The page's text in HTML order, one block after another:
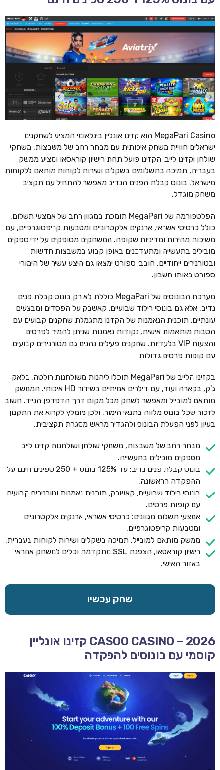
MegaPari Casino הוא קזינו אונליין בינלאומי המציע לשחקנים
ישראלים חוויית משחק איכותית עם מבחר רחב של משבצות, משחקי
שולחן וקזינו לייב. הקזינו פועל תחת רישיון קוראסאו ומציע ממשק
בעברית, תמיכה בתשלומים בשקלים ושירות לקוחות מותאם ללקוחות
מישראל. בונוס קבלת הפנים הנדיב מאפשר להתחיל עם תקציב
משחק מוגדל.
הפלטפורמה של MegaPari תומכת במגוון רחב של אמצעי תשלום,
כולל כרטיסי אשראי, ארנקים אלקטרוניים ומטבעות קריפטוגרפיים, עם
משיכות מהירות ומדיניות שקופה. המשחקים מסופקים על ידי ספקים
מובילים בתעשייה ומתעדכנים באופן קבוע במשבצות חדשות
ובטורנירים ייחודיים. חובבי ספורט ימצאו גם היצע עשיר של הימורי
ספורט באותו חשבון.
מערכת הבונוסים של MegaPari כוללת לא רק בונוס קבלת פנים
נדיב, אלא גם בונוסי רילוד שבועיים, קאשבק על הפסדים ומבצעים
עונתיים. תוכנית הנאמנות של הקזינו מתגמלת שחקנים קבועים עם
הטבות מותאמות אישית, נקודות נאמנות שניתן להמיר לפרסים
והצעות VIP בלעדיות. שחקנים פעילים נהנים גם מטורנירים קבועים
עם קופות פרסים גדולות.
בקזינו הלייב של MegaPari תוכלו ליהנות משולחנות רולטה, בלאק
ג'ק, בקארה ועוד, עם דילרים אמיתיים בשידור HD איכותי. הממשק
מותאם למובייל ומאפשר לשחק מכל מקום דרך הדפדפן הנייד. חשוב
לזכור שכל בונוס מלווה בתנאי הימור, ולכן מומלץ לקרוא את התקנון
בעיון לפני הפעלת הבונוס ולהגדיר מראש מסגרת תקציבית.
מבחר רחב של משבצות, משחקי שולחן ושולחנות קזינו לייב
מספקים מובילים בתעשייה.
בונוס קבלת פנים נדיב: עד 125% בונוס + 250 ספינים חינם על
ההפקדה הראשונה.
בונוסי רילוד שבועיים, קאשבק, תוכנית נאמנות וטורנירים קבועים
עם קופות פרסים.
אמצעי תשלום מגוונים: כרטיסי אשראי, ארנקים אלקטרוניים
ומטבעות קריפטוגרפיים.
ממשק מותאם למובייל, תמיכה בשקלים ושירות לקוחות בעברית.
רישיון קוראסאו, הצפנת SSL מתקדמת וכלים למשחק אחראי
באזור האישי.
שחק עכשיו
CASOO CASINO – 2026 קזינו אונליין
קוסמי עם בונוסים להפקדה